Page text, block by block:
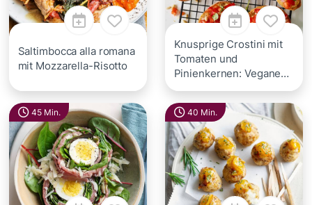
Saltimbocca alla romana
mit Mozzarella-Risotto
Knusprige Crostini mit
Tomaten und
Pinienkernen: Vegane
Vorspeise
45 Min. 40 Min.